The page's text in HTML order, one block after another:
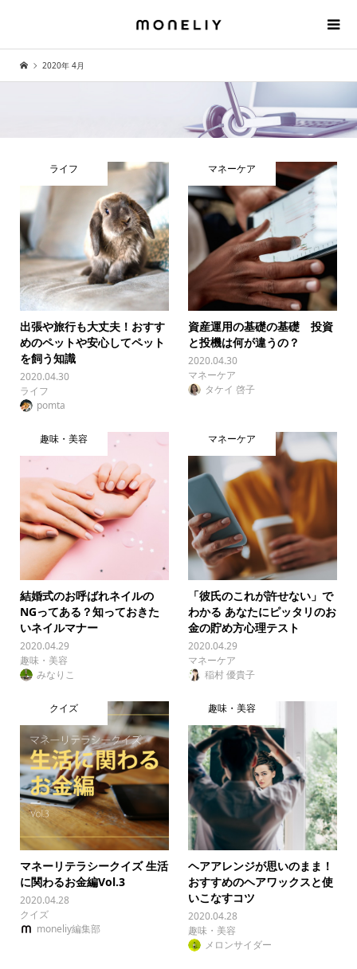
2020年 4月
ライフ
出張や旅行も大丈夫！おすす
めのペットや安心してペット
を飼う知識
2020.04.30
ライフ
pomta
マネーケア
資産運用の基礎の基礎 投資
と投機は何が違うの？
2020.04.30
マネーケア
タケイ 啓子
趣味・美容
結婚式のお呼ばれネイルの
NGってある？知っておきた
いネイルマナー
2020.04.29
趣味・美容
みなりこ
マネーケア
「彼氏のこれが許せない」で
わかる あなたにピッタリのお
金の貯め方心理テスト
2020.04.29
マネーケア
稲村 優貴子
クイズ
マネーリテラシークイズ 生活
に関わるお金編Vol.3
2020.04.28
クイズ
moneliy編集部
趣味・美容
ヘアアレンジが思いのまま！
おすすめのヘアワックスと使
いこなすコツ
2020.04.28
趣味・美容
メロンサイダー